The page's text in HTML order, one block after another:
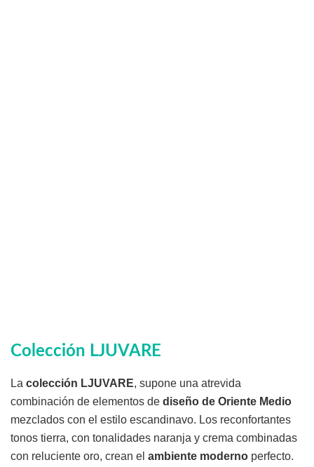
Colección LJUVARE
La colección LJUVARE, supone una atrevida
combinación de elementos de diseño de Oriente Medio
mezclados con el estilo escandinavo. Los reconfortantes
tonos tierra, con tonalidades naranja y crema combinadas
con reluciente oro, crean el ambiente moderno perfecto.